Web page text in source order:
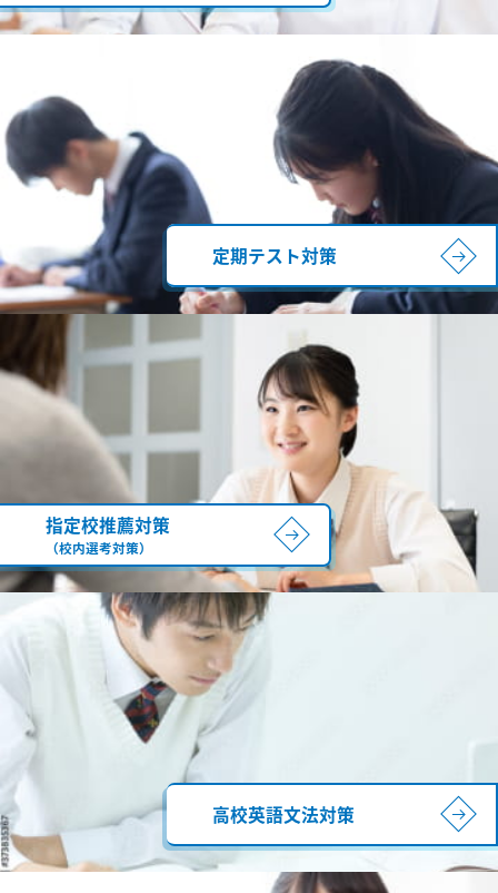
定期テスト対策
指定校推薦対策
（校内選考対策）
高校英語文法対策